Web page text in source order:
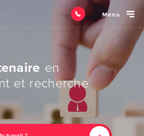
Menu
en
et recherche